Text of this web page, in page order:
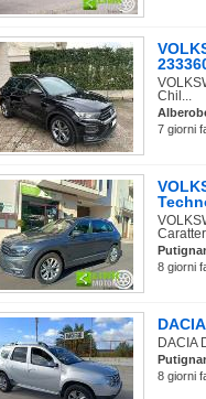
Chil...
7 giorni
8 giorni
DACIA
8 giorni